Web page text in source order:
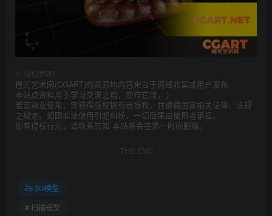
版权声明
橙光艺术网(CGART)的资源均内容来自于网络收集或用户发布.
本站点资料用于学习交流之用，勿作它用，；
若需商业使用，需获得版权拥有者授权，并遵循国家相关法律、法规
之规定。如因非法使用引起纠纷，一切后果由使用者承担。
如有侵权行为，请联系告知 本站将会在第一时间删除。
THE END
3D模型
# 扫描模型